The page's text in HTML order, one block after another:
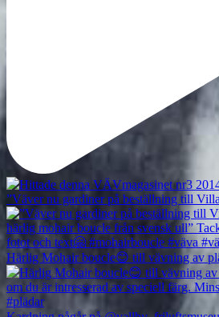
”Väver nu gardiner på beställning till
Härlig Mohair boucle😊 till vävning av